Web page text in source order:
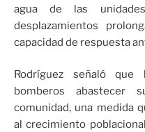
agua de las
desplazamientos
capacidad de respuesta
Rodríguez señaló
bomberos abastecer
comunidad, una medida
al crecimiento